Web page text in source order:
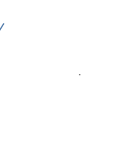
da